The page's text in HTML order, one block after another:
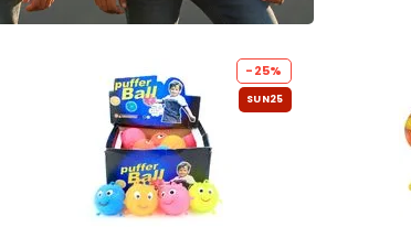
-25%
SUN25